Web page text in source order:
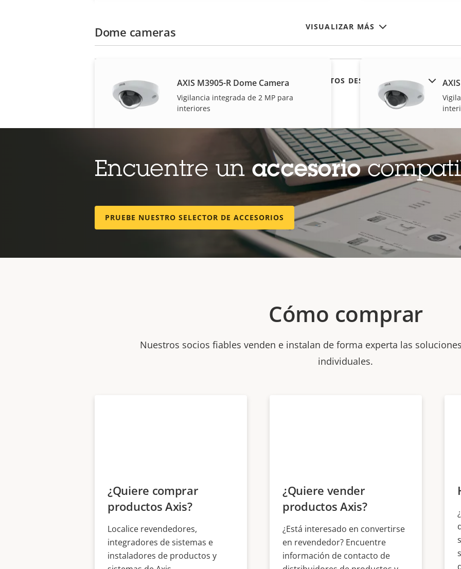
VISUALIZAR MÁS
Dome cameras
AXIS M3905-R Dome Camera
Vigilancia integrada de 2 MP para
interiores
MOSTRAR PRODUCTOS DESCATALOGADOS
Encuentre un accesorio
PRUEBE NUESTRO SELECTOR DE ACCESORIOS
Cómo comprar
Nuestros socios fiables venden e instalan de forma experta las
individuales.
¿Quiere comprar
productos Axis?
Localice revendedores,
integradores de sistemas e
instaladores de productos y
¿Quiere vender
productos Axis?
¿Está interesado en convertirse
en revendedor? Encuentre
información de contacto de